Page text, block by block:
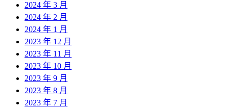
2024 年 3 月
2024 年 2 月
2024 年 1 月
2023 年 12 月
2023 年 11 月
2023 年 10 月
2023 年 9 月
2023 年 8 月
2023 年 7 月